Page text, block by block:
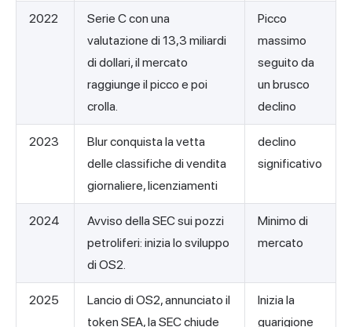
2022
Serie C con una
valutazione di 13,3 miliardi
di dollari, il mercato
raggiunge il picco e poi
crolla.
Picco
massimo
seguito da
un brusco
declino
2023
Blur conquista la vetta
delle classifiche di vendita
giornaliere, licenziamenti
declino
significativo
2024
Avviso della SEC sui pozzi
petroliferi: inizia lo sviluppo
di OS2.
Minimo di
mercato
2025
Lancio di OS2, annunciato il
token SEA, la SEC chiude
Inizia la
guarigione